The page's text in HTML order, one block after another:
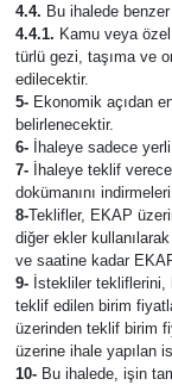
4.4. Bu ihalede
4.4.1. Kamu veya
türlü gezi, taşıma ve
edilecektir.
5-Ekonomik açıdan
belirlenecektir.
6-İhaleye sadece
7-İhaleye teklif
dokümanını
8-Teklifler, EKAP
diğer ekler
ve saatine kadar
9-İstekliler tekliflerini,
teklif edilen birim
üzerinden teklif birim
üzerine ihale yapılan
10-Bu ihalede, işin